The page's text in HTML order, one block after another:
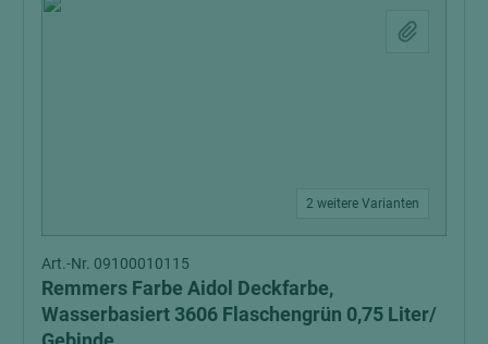
2 weitere Varianten
Art.-Nr. 09100010115
Remmers Farbe Aidol Deckfarbe,
Wasserbasiert 3606 Flaschengrün 0,75 Liter/